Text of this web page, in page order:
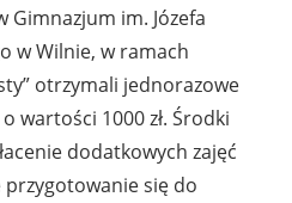
Gimnazjum im. Józefa
w Wilnie, w ramach
otrzymali jednorazowe
wartości 1000 zł. Środki
dodatkowych zajęć
się do